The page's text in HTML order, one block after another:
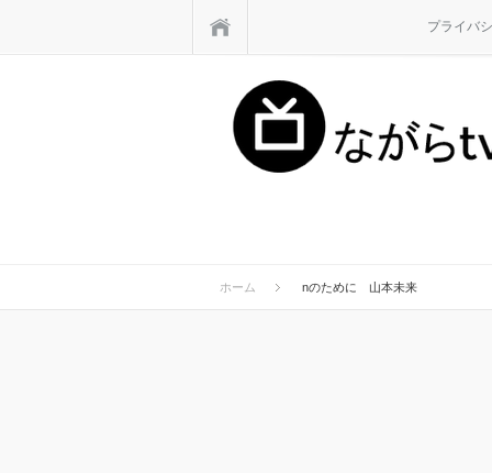
プライバ
ホーム nのために 山本未来